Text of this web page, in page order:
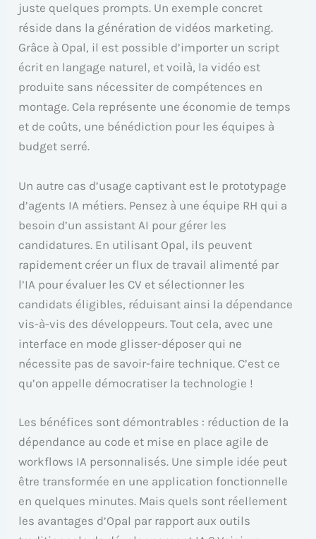
juste quelques prompts. Un exemple concret
réside dans la génération de vidéos marketing.
Grâce à Opal, il est possible d’importer un script
écrit en langage naturel, et voilà, la vidéo est
produite sans nécessiter de compétences en
montage. Cela représente une économie de temps
et de coûts, une bénédiction pour les équipes à
budget serré.
Un autre cas d’usage captivant est le prototypage
d’agents IA métiers. Pensez à une équipe RH qui a
besoin d’un assistant AI pour gérer les
candidatures. En utilisant Opal, ils peuvent
rapidement créer un flux de travail alimenté par
l’IA pour évaluer les CV et sélectionner les
candidats éligibles, réduisant ainsi la dépendance
vis-à-vis des développeurs. Tout cela, avec une
interface en mode glisser-déposer qui ne
nécessite pas de savoir-faire technique. C’est ce
qu’on appelle démocratiser la technologie !
Les bénéfices sont démontrables : réduction de la
dépendance au code et mise en place agile de
workflows IA personnalisés. Une simple idée peut
être transformée en une application fonctionnelle
en quelques minutes. Mais quels sont réellement
les avantages d’Opal par rapport aux outils